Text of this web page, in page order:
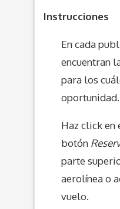
Instrucciones
En cada
encuentran
para los
oportunidad.
Haz click en
botón
parte
aerolínea o
vuelo.